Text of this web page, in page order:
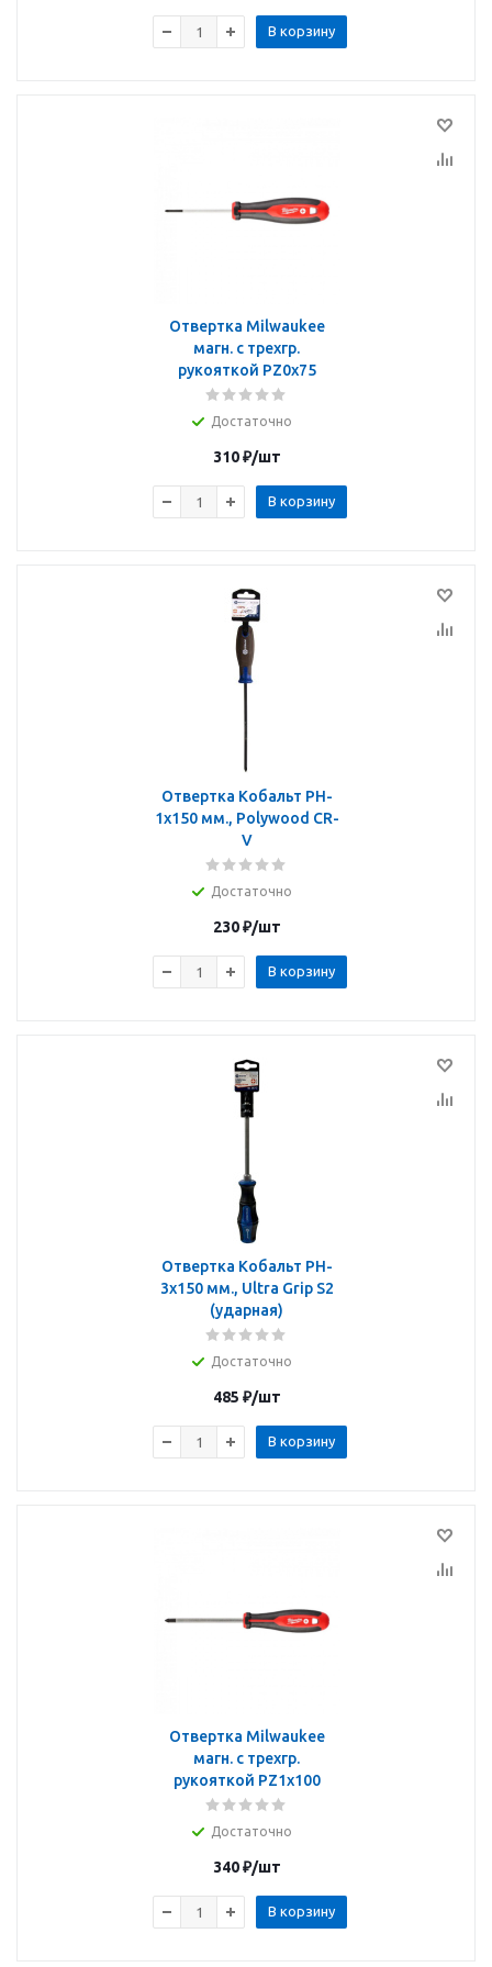
В корзину
Отвертка Milwaukee
магн. с трехгр.
рукояткой PZ0x75
Достаточно
310₽/шт
В корзину
Отвертка Кобальт PH-
1х150 мм., Polywood CR-
V
Достаточно
230₽/шт
В корзину
Отвертка Кобальт PH-
3х150 мм., Ultra Grip S2
(ударная)
Достаточно
485 ₽/шт
В корзину
Отвертка Milwaukee
магн. с трехгр.
рукояткой PZ1x100
Достаточно
340₽/шт
В корзину